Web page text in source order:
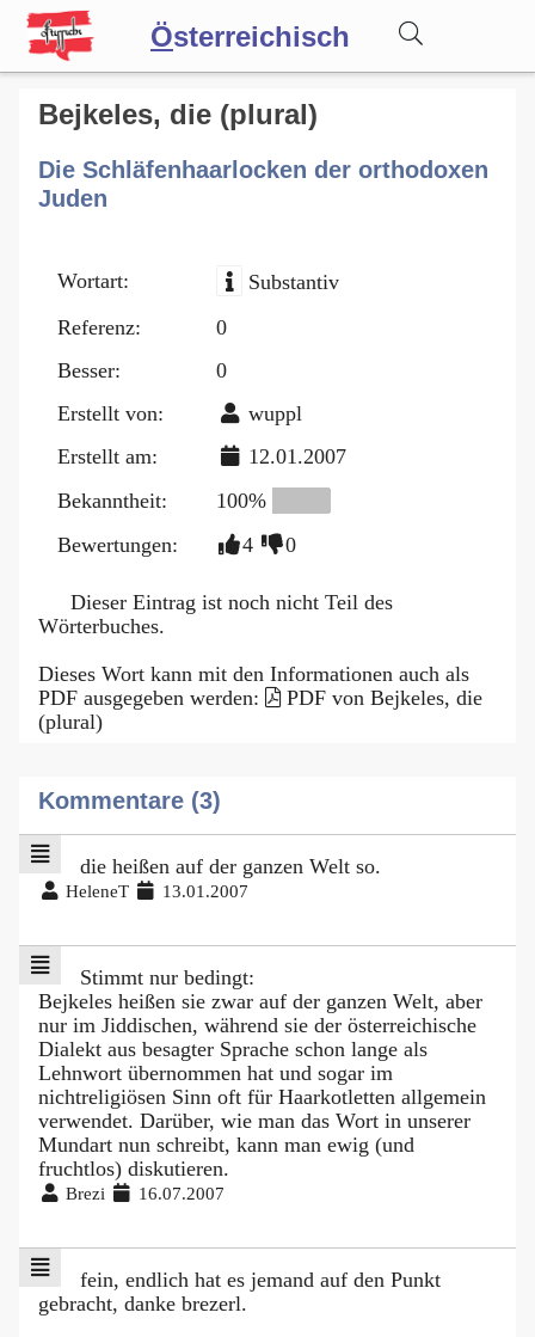
Österreichisch
Wörterbuch
Forum
Bejkeles, die (plural)
Die Schläfenhaarlocken der orthodoxen
Juden
Wortart:
Substantiv
Referenz:
0
Besser:
0
Erstellt von:
wuppl
Erstellt am:
12.01.2007
Bekanntheit:
100%
Bewertungen:
4 0
Dieser Eintrag ist noch nicht Teil des
Wörterbuches.
Dieses Wort kann mit den Informationen auch als
PDF ausgegeben werden:
PDF von Bejkeles, die
(plural)
Kommentare (3)
die heißen auf der ganzen Welt so.
HeleneT 13.01.2007
Stimmt nur bedingt:
Bejkeles heißen sie zwar auf der ganzen Welt, aber
nur im Jiddischen, während sie der österreichische
Dialekt aus besagter Sprache schon lange als
Lehnwort übernommen hat und sogar im
nichtreligiösen Sinn oft für Haarkotletten allgemein
verwendet. Darüber, wie man das Wort in unserer
Mundart nun schreibt, kann man ewig (und
fruchtlos) diskutieren.
Brezi 16.07.2007
fein, endlich hat es jemand auf den Punkt
gebracht, danke brezerl.